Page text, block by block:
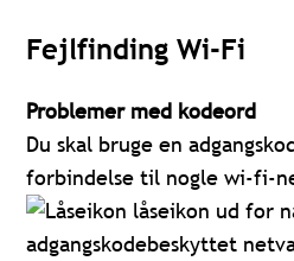
Fejlfinding Wi-Fi
Problemer med kodeord
Du skal bruge en
forbindelse til nogle wi-fi-
låseikon ud for
adgangskodebeskyttet